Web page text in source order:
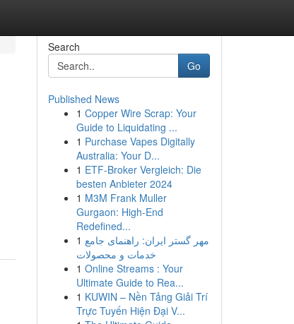
Search
Go
Published News
1 Copper Wire Scrap: Your
Guide to Liquidating ...
1 Purchase Vapes Digitally
Australia: Your D...
1 ETF-Broker Vergleich: Die
besten Anbieter 2024
1 M3M Frank Muller
Gurgaon: High-End
Redefined...
1 مهر گستر ایران: راهنمای جامع
خدمات و محصولات
1 Online Streams : Your
Ultimate Guide to Rea...
1 KUWIN – Nền Tảng Giải Trí
Trực Tuyến Hiện Đại V...